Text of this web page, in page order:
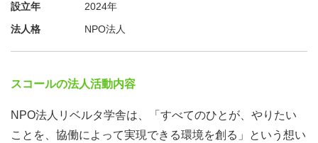
の皆さんとともに運営していきたいと考えています。
日本全国約100ヶ所に広がる「一箱本棚オーナー制度」
を、自分の好きな本でコーディネートする仕組みです。本
をきっかけに人とゆるくつながり、あたたかい交流と新し
設立年
2024年
法人格
NPO法人
スコールの法人活動内容
NPO法人リベルタ学舎は、「すべてのひとが、やりたい
ことを、協働によって実現できる環境を創る」という想い